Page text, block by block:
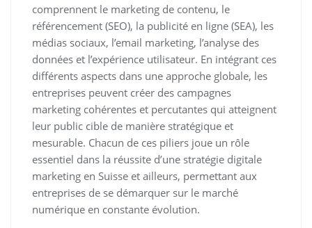
comprennent le marketing de contenu, le
référencement (SEO), la publicité en ligne (SEA), les
médias sociaux, l’email marketing, l’analyse des
données et l’expérience utilisateur. En intégrant ces
différents aspects dans une approche globale, les
entreprises peuvent créer des campagnes
marketing cohérentes et percutantes qui atteignent
leur public cible de manière stratégique et
mesurable. Chacun de ces piliers joue un rôle
essentiel dans la réussite d’une stratégie digitale
marketing en Suisse et ailleurs, permettant aux
entreprises de se démarquer sur le marché
numérique en constante évolution.